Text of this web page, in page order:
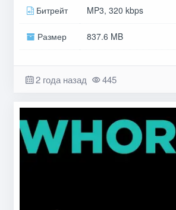
Битрейт MP3, 320 kbps
Размер 837.6 MB
2 года назад 445